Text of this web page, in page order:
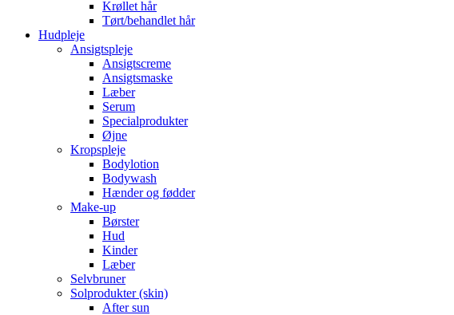
Krøllet hår
Tørt/behandlet hår
Hudpleje
Ansigtspleje
Ansigtscreme
Ansigtsmaske
Læber
Serum
Specialprodukter
Øjne
Kropspleje
Bodylotion
Bodywash
Hænder og fødder
Make-up
Børster
Hud
Kinder
Læber
Selvbruner
Solprodukter (skin)
After sun